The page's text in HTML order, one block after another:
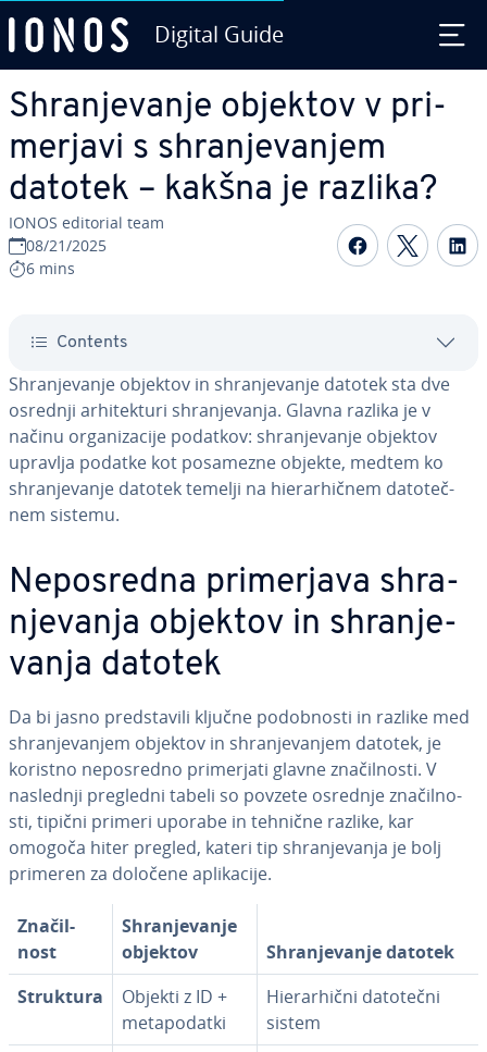
Digital Guide
Shra­nje­va­nje objektov v pri­
mer­ja­vi s shra­nje­va­njem
datotek – kakšna je razlika?
IONOS editorial team
08/21/2025
6 mins
Share on
Contents
Shra­nje­va­nje objektov in shra­nje­va­nje datotek sta dve
osrednji ar­hi­tek­tu­ri shra­nje­va­nja. Glavna razlika je v
načinu or­ga­ni­za­ci­je podatkov: shra­nje­va­nje objektov
upravlja podatke kot posamezne objekte, medtem ko
shra­nje­va­nje datotek temelji na hi­e­rar­hič­nem da­to­teč­
nem sistemu.
Ne­po­sre­dna pri­mer­ja­va shra­
nje­va­nja objektov in shra­nje­
va­nja datotek
Da bi jasno pred­sta­vi­li ključne po­dob­no­sti in razlike med
shra­nje­va­njem objektov in shra­nje­va­njem datotek, je
koristno ne­po­sre­dno pri­mer­ja­ti glavne zna­čil­no­sti. V
naslednji pregledni tabeli so povzete osrednje zna­čil­no­
sti, tipični primeri uporabe in tehnične razlike, kar
omogoča hiter pregled, kateri tip shra­nje­va­nja je bolj
primeren za določene apli­ka­ci­je.
Zna­čil­
nost
Shra­nje­va­nje
objektov
Shra­nje­va­nje datotek
Struktura
Objekti z ID +
me­ta­po­dat­ki
Hi­e­rar­hič­ni datotečni
sistem